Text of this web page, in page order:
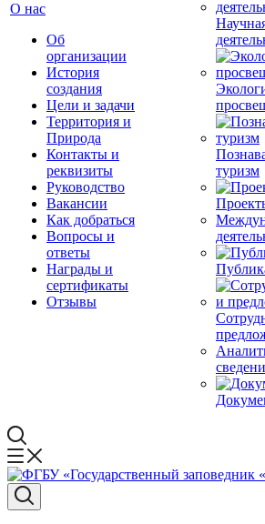
О нас
Об
организации
История
создания
Цели и задачи
Территория и
Природа
Контакты и
реквизиты
Руководство
Вакансии
Как добраться
Вопросы и
ответы
Награды и
сертификаты
Отзывы
туризм